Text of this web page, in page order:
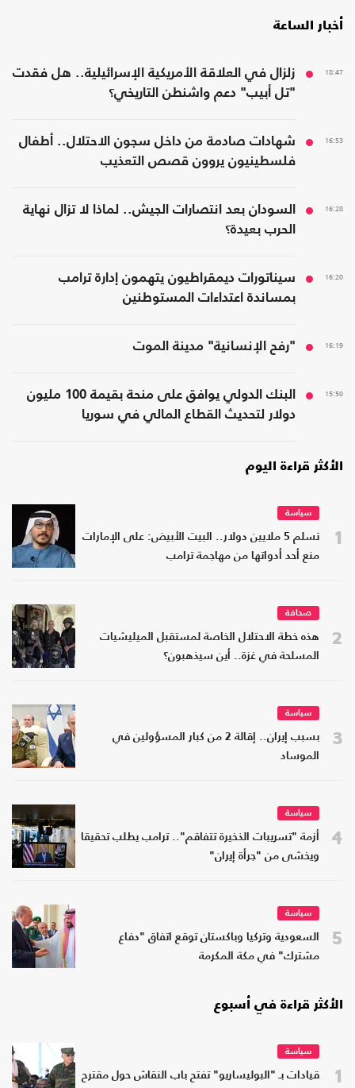
أخبار الساعة
18:47
زلزال في العلاقة الأمريكية الإسرائيلية.. هل فقدت
"تل أبيب" دعم واشنطن التاريخي؟
16:53
شهادات صادمة من داخل سجون الاحتلال.. أطفال
فلسطينيون يروون قصص التعذيب
16:28
السودان بعد انتصارات الجيش.. لماذا لا تزال نهاية
الحرب بعيدة؟
16:20
سيناتورات ديمقراطيون يتهمون إدارة ترامب
بمساندة اعتداءات المستوطنين
16:19 "رفح الإنسانية" مدينة الموت
15:50
البنك الدولي يوافق على منحة بقيمة 100 مليون
دولار لتحديث القطاع المالي في سوريا
الأكثر قراءة اليوم
1
سياسة
تسلم 5 ملايين دولار.. البيت الأبيض: على الإمارات
منع أحد أدواتها من مهاجمة ترامب
2
صحافة
هذه خطة الاحتلال الخاصة لمستقبل الميليشيات
المسلحة في غزة.. أين سيذهبون؟
3
سياسة
بسبب إيران.. إقالة 2 من كبار المسؤولين في
الموساد
4
سياسة
أزمة "تسريبات الذخيرة تتفاقم".. ترامب يطلب تحقيقا
ويخشى من "جرأة إيران"
5
سياسة
السعودية وتركيا وباكستان توقع اتفاق "دفاع
مشترك" في مكة المكرمة
الأكثر قراءة في أسبوع
1
سياسة
قيادات بـ "البوليساريو" تفتح باب النقاش حول مقترح